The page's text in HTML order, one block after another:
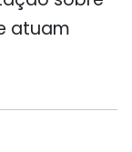
atuam